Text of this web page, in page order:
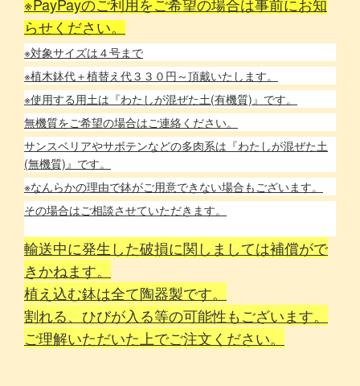
らせください。
※対象サイズは４号まで
※植木鉢代＋植替え代３３０円～頂戴いたします。
※使用する用土は『わたしが混ぜた土(有機質)』です。
無機質をご希望の場合はご連絡ください。
サンスベリアやサボテンなどの多肉系は『わたしが混ぜた土
(無機質)』です。
※なんらかの理由で鉢がご用意できない場合もございます。
その場合はご相談させていただきます。
輸送中に発生した破損に関しましては補償がで
きかねます。
植え込む鉢は全て陶器製です。
割れる、ひびが入る等の可能性もございます。
ご理解いただいた上でご注文ください。